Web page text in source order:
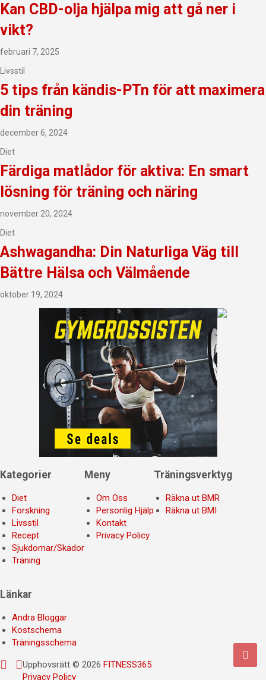
Kan CBD-olja hjälpa mig att gå ner i
vikt?
februari 7, 2025
Livsstil
5 tips från kändis-PTn för att maximera
din träning
december 6, 2024
Diet
Färdiga matlådor för aktiva: En smart
lösning för träning och näring
november 20, 2024
Diet
Ashwagandha: Din Naturliga Väg till
Bättre Hälsa och Välmående
oktober 19, 2024
Kategorier
Diet
Forskning
Livsstil
Recept
Sjukdomar/Skador
Träning
Meny
Om Oss
Personlig Hjälp
Kontakt
Privacy Policy
Träningsverktyg
Räkna ut BMR
Räkna ut BMI
Länkar
Andra Bloggar
Kostschema
Träningsschema
Upphovsrätt © 2026 FITNESS365
Privacy Policy